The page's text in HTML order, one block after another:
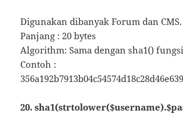
Digunakan dibanyak Forum dan CMS.
Panjang : 20 bytes
Algorithm: Sama dengan sha1()
Contoh :
20.